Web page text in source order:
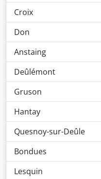
Croix
Don
Anstaing
Deûlémont
Gruson
Hantay
Quesnoy-sur-Deûle
Bondues
Lesquin